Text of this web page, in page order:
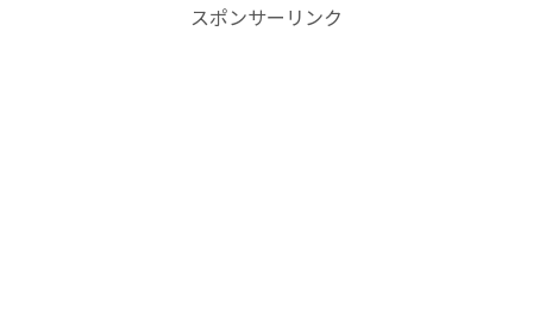
スポンサーリンク